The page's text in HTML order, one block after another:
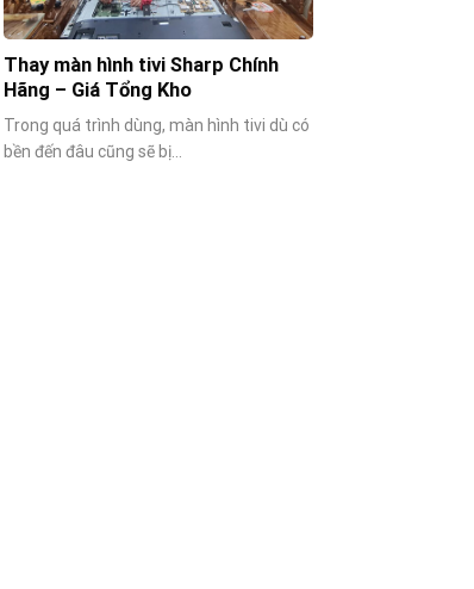
Thay màn hình tivi Sharp Chính
Hãng – Giá Tổng Kho
Trong quá trình dùng, màn hình tivi dù có
bền đến đâu cũng sẽ bị...